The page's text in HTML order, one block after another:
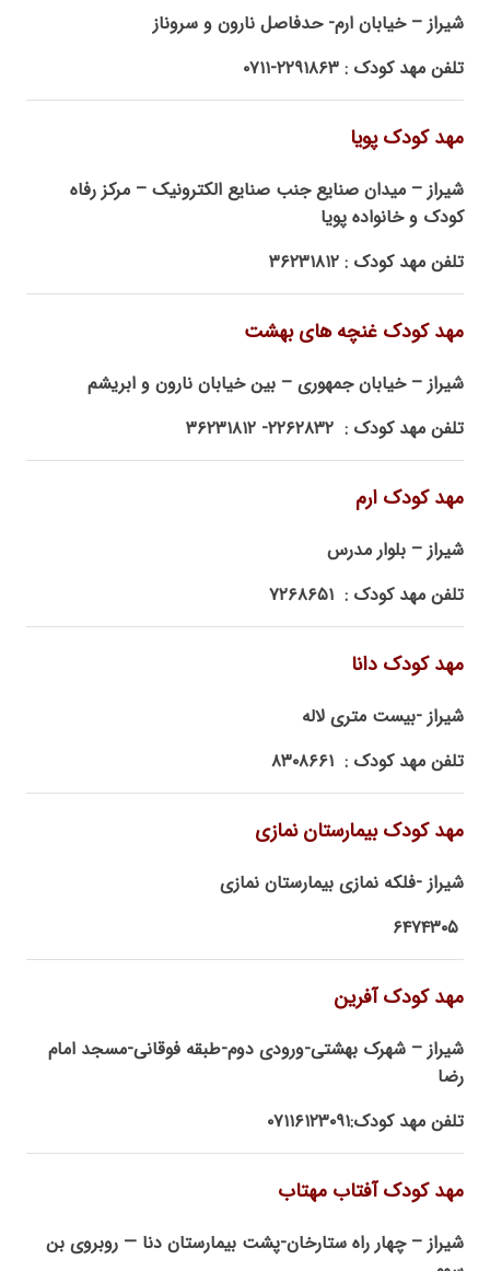
شیراز – خیابان ارم- حدفاصل نارون و سروناز
تلفن مهد کودک : ۲۲۹۱۸۶۳-۰۷۱۱
مهد کودک پویا
شیراز – میدان صنایع جنب صنایع الکترونیک – مرکز رفاه
کودک و خانواده پویا
تلفن مهد کودک : ۳۶۲۳۱۸۱۲
مهد کودک غنچه های بهشت
شیراز – خیابان جمهوری – بین خیابان نارون و ابریشم
تلفن مهد کودک : ۲۲۶۲۸۳۲- ۳۶۲۳۱۸۱۲
مهد کودک ارم
شیراز – بلوار مدرس
تلفن مهد کودک : ۷۲۶۸۶۵۱
مهد کودک دانا
شیراز -بیست متری لاله
تلفن مهد کودک : ۸۳۰۸۶۶۱
مهد کودک بیمارستان نمازی
شیراز -فلکه نمازی بیمارستان نمازی
مهد کودک آفرین
شیراز – شهرک بهشتی-ورودی دوم-طبقه فوقانی-مسجد امام
رضا
تلفن مهد کودک:۰۷۱۱۶۱۲۳۰۹۱
مهد کودک آفتاب مهتاب
شیراز – چهار راه ستارخان-پشت بیمارستان دنا — روبروی بن